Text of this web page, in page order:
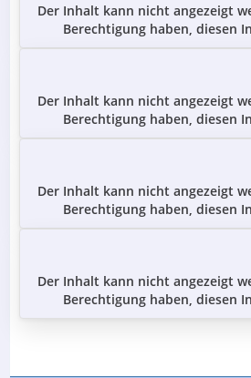
Der Inhalt kann nicht angezeigt
Berechtigung haben, diesen
Der Inhalt kann nicht angezeigt
Berechtigung haben, diesen
Der Inhalt kann nicht angezeigt
Berechtigung haben, diesen
Der Inhalt kann nicht angezeigt
Berechtigung haben, diesen